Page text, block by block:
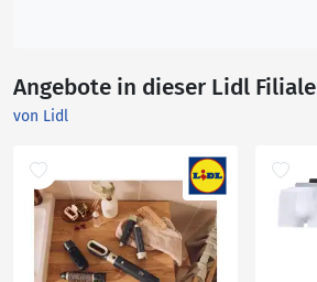
Angebote in dieser Lidl Filiale
von Lidl